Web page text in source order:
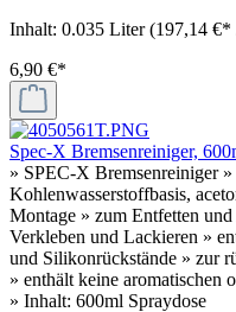
Inhalt: 0.035 Liter(197,14 €*
6,90 €*
Spec-X Bremsenreiniger,
» SPEC-X Bremsenreiniger
Kohlenwasserstoffbasis,
Montage » zum Entfetten
Verkleben und Lackieren »
und Silikonrückstände » zur
» enthält keine aromatischen
» Inhalt: 600ml Spraydose